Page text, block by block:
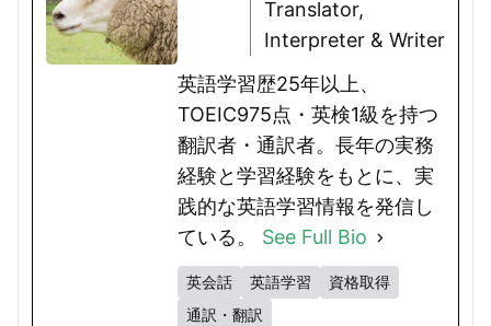
Translator,
Interpreter & Writer
英語学習歴25年以上、
TOEIC975点・英検1級を持つ
翻訳者・通訳者。長年の実務
経験と学習経験をもとに、実
践的な英語学習情報を発信し
ている。 See Full Bio
英会話 英語学習
資格取得
通訳・翻訳